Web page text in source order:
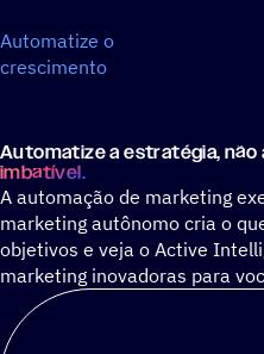
Automatize o
crescimento
Automatize a estratégia,
imbatível.
A automação de marketing
marketing autônomo cria o
objetivos e veja o Active
marketing inovadoras para